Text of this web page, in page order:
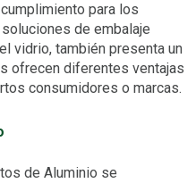
para los
de embalaje
vidrio, también presenta un
ofrecen diferentes ventajas
consumidores o marcas.
de Aluminio se